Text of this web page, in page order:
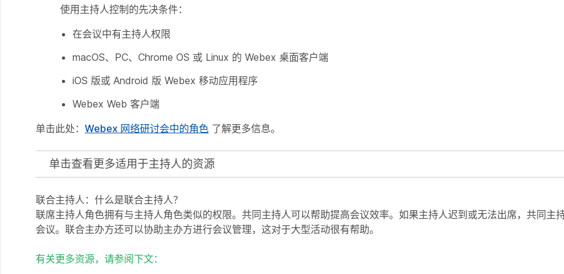
使用主持人控制的先决条件：
在会议中有主持人权限
macOS、PC、Chrome OS 或 Linux 的 Webex 桌面客户端
iOS 版或 Android 版 Webex 移动应用程序
Webex Web 客户端
单击此处： Webex 网络研讨会中的角色 了解更多信息。
单击查看更多适用于主持人的资源
联合主持人：什么是联合主持人？
联席主持人角色拥有与主持人角色类似的权限。共同主持人可以帮助提高会议效率。如果主持人迟到或无法出席，共同主
会议。联合主办方还可以协助主办方进行会议管理，这对于大型活动很有帮助。
有关更多资源，请参阅下文：